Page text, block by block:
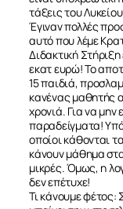
τάξεις του
Έγιναν πολλές
αυτό που λέμε
Διδακτική
εκατ ευρώ! Το
15 παιδιά,
κανένας μαθητής
χρονιά. Για να μην
παραδείγματα!
οποίοι κάθονται
κάνουν μάθημα στα
μικρές. Όμως, η
δεν επέτυχε!
Τι κάνουμε φέτος: